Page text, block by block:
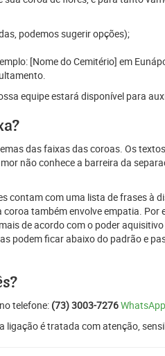
podemos sugerir opções);
[Nome do Cemitério] em
equipe estará disponível para
das faixas das coroas. Os
não conhece a barreira da
contam com uma lista de frases à
também envolve empatia.
de acordo com o poder
podem ficar abaixo do padrão e
telefone: (73) 3003-7276WhatsApp
é tratada com atenção,